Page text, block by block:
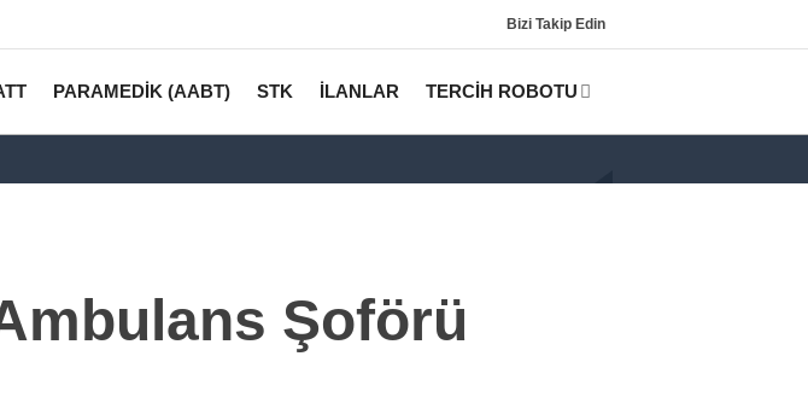
Bizi Takip Edin
PARAMEDİK (AABT) STK İLANLAR TERCİH ROBOTU
Şoförü